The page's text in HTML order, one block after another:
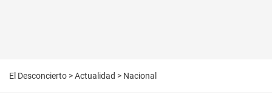
El Desconcierto >Actualidad > Nacional